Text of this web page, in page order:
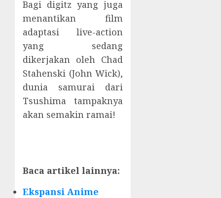
Bagi digitz yang juga
menantikan film
adaptasi live-action
yang sedang
dikerjakan oleh Chad
Stahenski (John Wick),
dunia samurai dari
Tsushima tampaknya
akan semakin ramai!
Baca artikel lainnya:
Ekspansi Anime